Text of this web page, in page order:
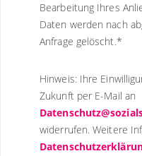
Bearbeitung Ihres
Daten werden nach
Anfrage gelöscht.*
Hinweis: Ihre
Zukunft per E-Mail an
widerrufen. Weitere